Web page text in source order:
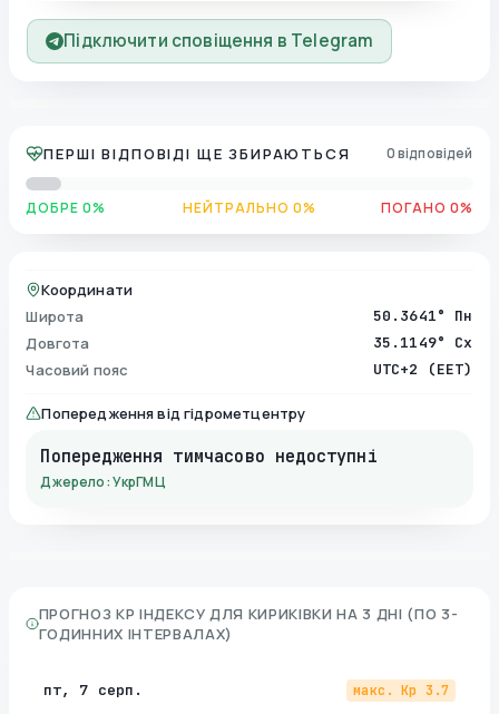
Підключити сповіщення в Telegram
ПЕРШІ ВІДПОВІДІ ЩЕ ЗБИРАЮТЬСЯ 0 відповідей
ДОБРЕ 0% НЕЙТРАЛЬНО 0% ПОГАНО 0%
Координати
Широта
50.3641° Пн
Довгота 35.1149° Сх
Часовий пояс UTC+2 (EET)
Попередження від гідрометцентру
Попередження тимчасово недоступні
Джерело: УкрГМЦ
ПРОГНОЗ KP ІНДЕКСУ ДЛЯ КИРИКІВКИ НА 3 ДНІ (ПО 3-
ГОДИННИХ ІНТЕРВАЛАХ)
пт, 7 серп. макс. Kp 3.7